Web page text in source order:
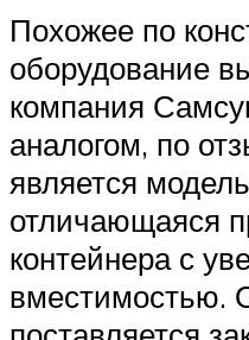
Похожее по
оборудование
компания
аналогом, по
является
отличающаяся
контейнера с
вместимостью.